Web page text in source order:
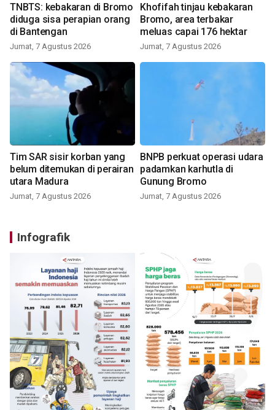
TNBTS: kebakaran di Bromo
diduga sisa perapian orang
di Bantengan
Jumat, 7 Agustus 2026
Khofifah tinjau kebakaran
Bromo, area terbakar
meluas capai 176 hektar
Jumat, 7 Agustus 2026
Tim SAR sisir korban yang
belum ditemukan di perairan
utara Madura
Jumat, 7 Agustus 2026
BNPB perkuat operasi udara
padamkan karhutla di
Gunung Bromo
Jumat, 7 Agustus 2026
Infografik